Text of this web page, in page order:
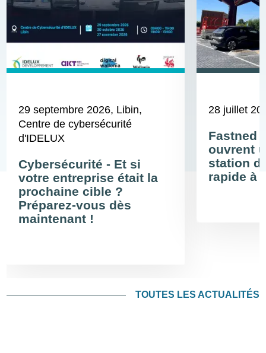
29 septembre 2026, Libin,
Centre de cybersécurité
d'IDELUX
Cybersécurité - Et si
votre entreprise était la
prochaine cible ?
Préparez-vous dès
maintenant !
28 juillet
Fastned
ouvrent
station
rapide à
TOUTES LES ACTUALITÉS